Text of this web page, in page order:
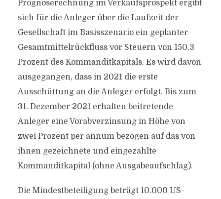
Prognoserechnung im Verkaufsprospekt ergibt
sich für die Anleger über die Laufzeit der
Gesellschaft im Basisszenario ein geplanter
Gesamtmittelrückfluss vor Steuern von 150,3
Prozent des Kommanditkapitals. Es wird davon
ausgegangen, dass in 2021 die erste
Ausschüttung an die Anleger erfolgt. Bis zum
31. Dezember 2021 erhalten beitretende
Anleger eine Vorabverzinsung in Höhe von
zwei Prozent per annum bezogen auf das von
ihnen gezeichnete und eingezahlte
Kommanditkapital (ohne Ausgabeaufschlag).
Die Mindestbeteiligung beträgt 10.000 US-